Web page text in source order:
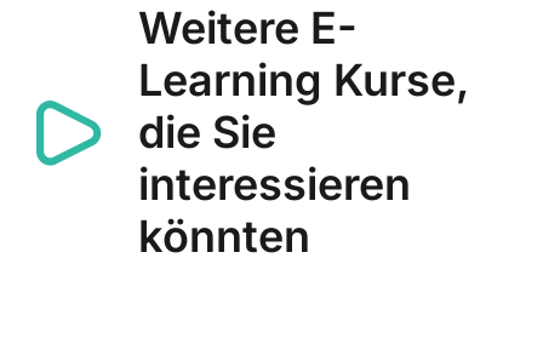
Weitere E-
Learning Kurse,
die Sie
interessieren
könnten